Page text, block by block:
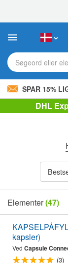
websted
Søgeord eller
SPAR 15%
DHL
Elementer(47)
kapsler)
Ved Capsule
(3)